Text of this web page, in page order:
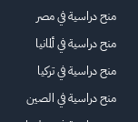
منح دراسية في مصر
منح دراسية في ألمانيا
منح دراسية في تركيا
منح دراسية في الصين